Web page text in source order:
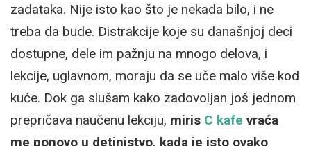
zadataka. Nije isto kao što je nekada bilo, i ne
treba da bude. Distrakcije koje su današnjoj deci
dostupne, dele im pažnju na mnogo delova, i
lekcije, uglavnom, moraju da se uče malo više kod
kuće. Dok ga slušam kako zadovoljan još jednom
prepričava naučenu lekciju, miris C kafe vraća
me ponovo u detinjstvo, kada je isto ovako